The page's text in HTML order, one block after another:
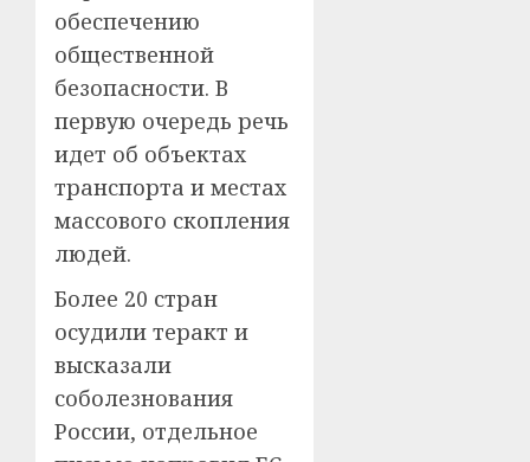
обеспечению
общественной
безопасности. В
первую очередь речь
идет об объектах
транспорта и местах
массового скопления
людей.
Более 20 стран
осудили теракт и
высказали
соболезнования
России, отдельное